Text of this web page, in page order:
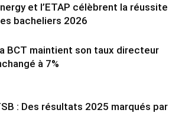
et l’ETAP célèbrent la réussite
bacheliers 2026
BCT maintient son taux directeur
à 7%
: Des résultats 2025 marqués par